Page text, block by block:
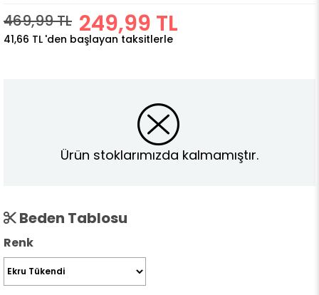
469,99 TL 249,99 TL
41,66 TL 'den başlayan taksitlerle
Ürün stoklarımızda kalmamıştır.
Beden Tablosu
Renk